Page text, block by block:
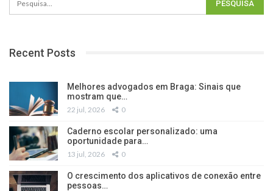
Recent Posts
Melhores advogados em Braga: Sinais que
mostram que…
22 jul, 2026 0
Caderno escolar personalizado: uma
oportunidade para…
13 jul, 2026 0
O crescimento dos aplicativos de conexão entre
pessoas…